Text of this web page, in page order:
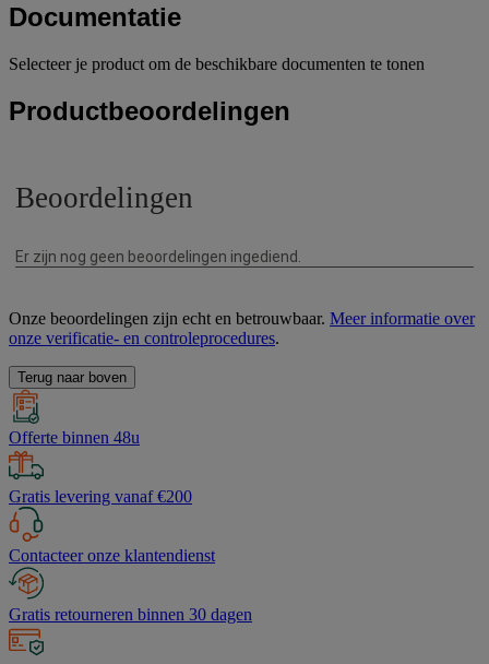
Documentatie
Selecteer je product om de beschikbare documenten te tonen
Productbeoordelingen
Onze beoordelingen zijn echt en betrouwbaar. Meer informatie over
onze verificatie- en controleprocedures.
Terug naar boven
Offerte binnen 48u
Gratis levering vanaf €200
Contacteer onze klantendienst
Gratis retourneren binnen 30 dagen